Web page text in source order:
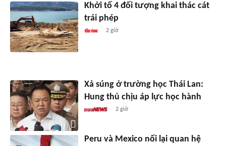
Khởi tố 4 đối tượng khai thác cát
trái phép
2 giờ
Xả súng ở trường học Thái Lan:
Hung thủ chịu áp lực học hành
2 giờ
Peru và Mexico nối lại quan hệ